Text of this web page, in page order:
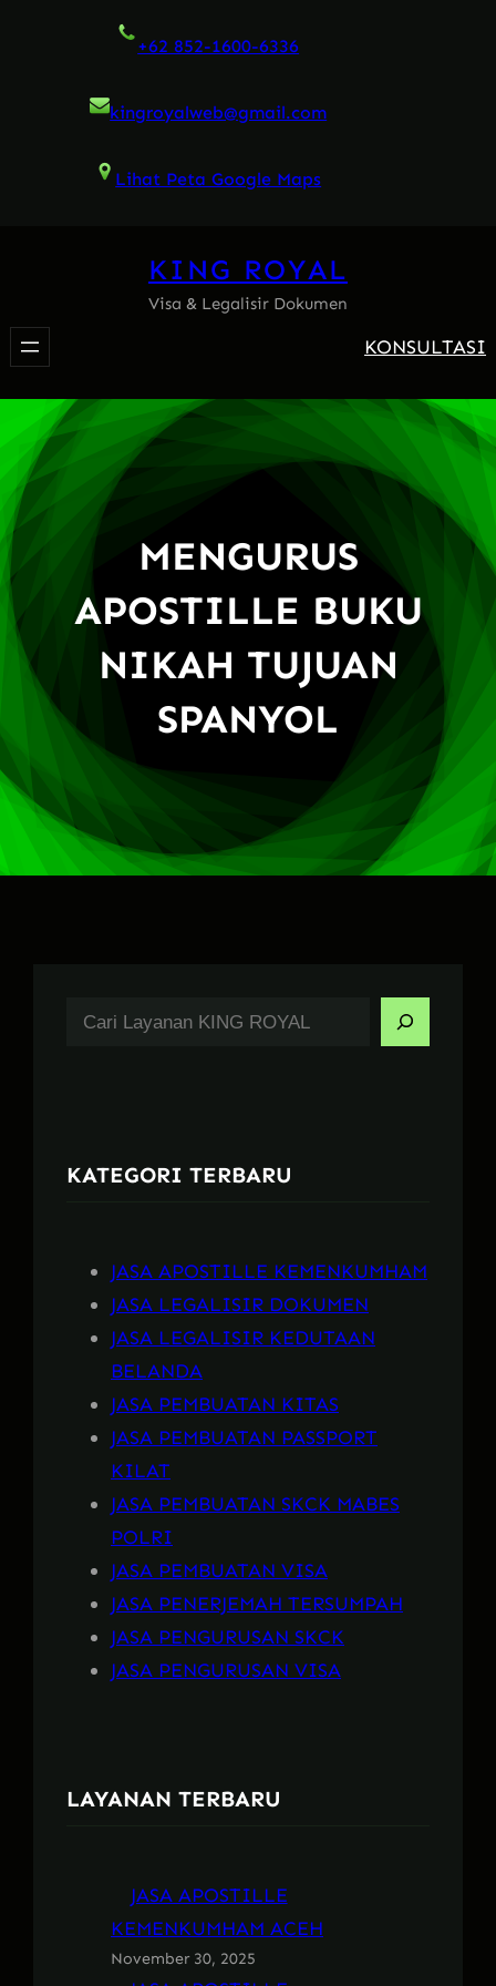
+62 852-1600-6336
kingroyalweb@gmail.com
Lihat Peta Google Maps
KING ROYAL
Visa & Legalisir Dokumen
KONSULTASI
MENGURUS
APOSTILLE BUKU
NIKAH TUJUAN
SPANYOL
h
KATEGORI TERBARU
JASA APOSTILLE KEMENKUMHAM
JASA LEGALISIR DOKUMEN
JASA LEGALISIR KEDUTAAN
BELANDA
JASA PEMBUATAN KITAS
JASA PEMBUATAN PASSPORT
KILAT
JASA PEMBUATAN SKCK MABES
POLRI
JASA PEMBUATAN VISA
JASA PENERJEMAH TERSUMPAH
JASA PENGURUSAN SKCK
JASA PENGURUSAN VISA
LAYANAN TERBARU
JASA APOSTILLE
KEMENKUMHAM ACEH
November 30, 2025